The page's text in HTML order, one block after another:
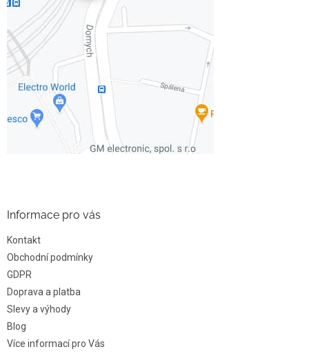
Informace pro vás
Kontakt
Obchodní podmínky
GDPR
Doprava a platba
Slevy a výhody
Blog
Více informací pro Vás